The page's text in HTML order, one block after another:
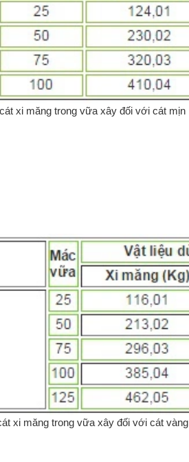
xi măng trong vữa xây đối với cát mịn
xi măng trong vữa xây đối với cát vàng